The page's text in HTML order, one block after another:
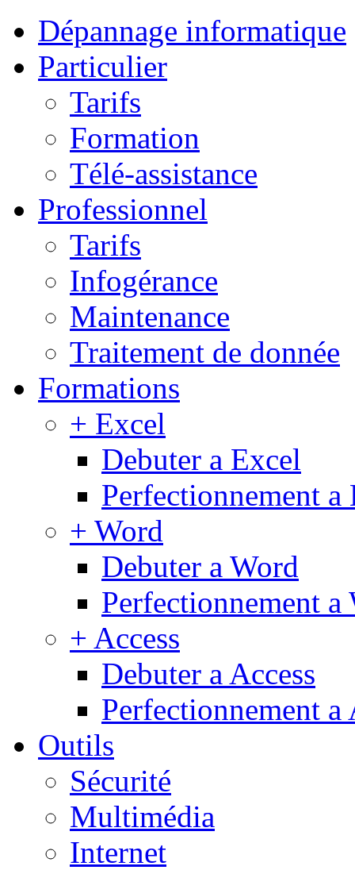
Dépannage informatique
Particulier
Tarifs
Formation
Télé-assistance
Professionnel
Tarifs
Infogérance
Maintenance
Traitement de donnée
Formations
+ Excel
Debuter a Excel
Perfectionnement a
+ Word
Debuter a Word
Perfectionnement a
+ Access
Debuter a Access
Perfectionnement a
Outils
Sécurité
Multimédia
Internet